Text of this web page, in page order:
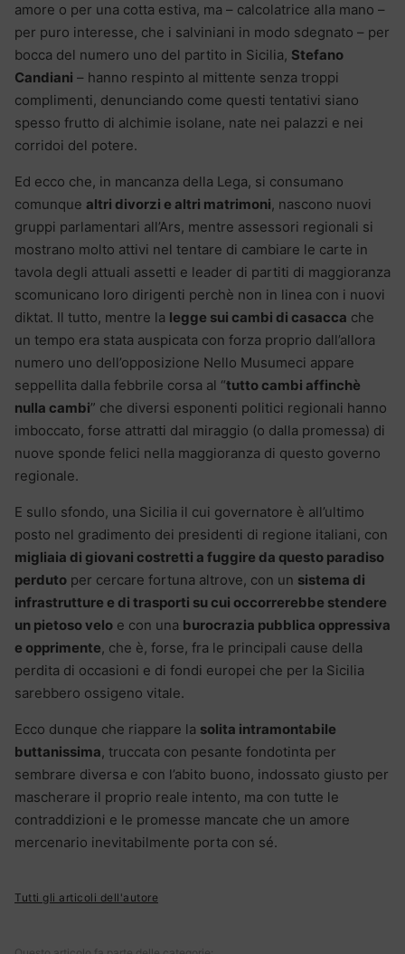
amore o per una cotta estiva, ma – calcolatrice alla mano –
per puro interesse, che i salviniani in modo sdegnato – per
bocca del numero uno del partito in Sicilia, Stefano
Candiani – hanno respinto al mittente senza troppi
complimenti, denunciando come questi tentativi siano
spesso frutto di alchimie isolane, nate nei palazzi e nei
corridoi del potere.
Ed ecco che, in mancanza della Lega, si consumano
comunque altri divorzi e altri matrimoni, nascono nuovi
gruppi parlamentari all’Ars, mentre assessori regionali si
mostrano molto attivi nel tentare di cambiare le carte in
tavola degli attuali assetti e leader di partiti di maggioranza
scomunicano loro dirigenti perchè non in linea con i nuovi
diktat. Il tutto, mentre la legge sui cambi di casacca che
un tempo era stata auspicata con forza proprio dall’allora
numero uno dell’opposizione Nello Musumeci appare
seppellita dalla febbrile corsa al “tutto cambi affinchè
nulla cambi” che diversi esponenti politici regionali hanno
imboccato, forse attratti dal miraggio (o dalla promessa) di
nuove sponde felici nella maggioranza di questo governo
regionale.
E sullo sfondo, una Sicilia il cui governatore è all’ultimo
posto nel gradimento dei presidenti di regione italiani, con
migliaia di giovani costretti a fuggire da questo paradiso
perduto per cercare fortuna altrove, con un sistema di
infrastrutture e di trasporti su cui occorrerebbe stendere
un pietoso velo e con una burocrazia pubblica oppressiva
e opprimente, che è, forse, fra le principali cause della
perdita di occasioni e di fondi europei che per la Sicilia
sarebbero ossigeno vitale.
Ecco dunque che riappare la solita intramontabile
buttanissima, truccata con pesante fondotinta per
sembrare diversa e con l’abito buono, indossato giusto per
mascherare il proprio reale intento, ma con tutte le
contraddizioni e le promesse mancate che un amore
mercenario inevitabilmente porta con sé.
Tutti gli articoli dell'autore